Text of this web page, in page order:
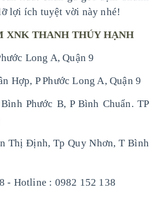
lợi ích tuyệt vời này nhé!
XNK THANH THÚY HẠNH
Long A, Quận 9
Hợp, P Phước Long A, Quận 9
Phước B, P Bình Chuẩn. TP
Thị Định, Tp Quy Nhơn, T Bình
- Hotline : 0982 152 138